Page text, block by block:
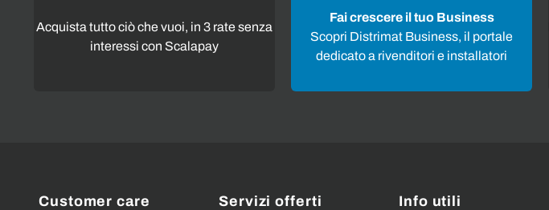
Acquista tutto ciò che vuoi, in 3 rate senza
interessi con Scalapay
Fai crescere il tuo Business
Scopri Distrimat Business, il portale
dedicato a rivenditori e installatori
Customer care Servizi offerti Info utili